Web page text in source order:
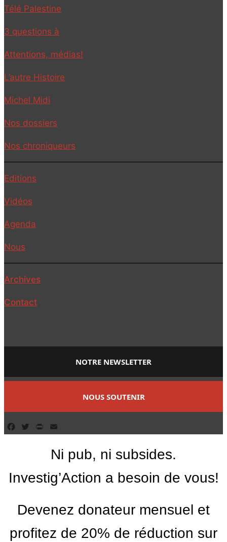
Télé Palestine
3 questions à
Attentions, médias!
L’autre Histoire
Michel Midi
Nos dossiers
Nos chroniqueurs
Editions
Vidéos
Agenda
Nous
Archives
Contact
NOTRE NEWSLETTER
NOUS SOUTENIR
Facebook
TwitterPrintFriendly
Ni pub, ni subsides.
Investig’Action a besoin de vous!
Devenez donateur mensuel et
profitez de 20% de réduction sur